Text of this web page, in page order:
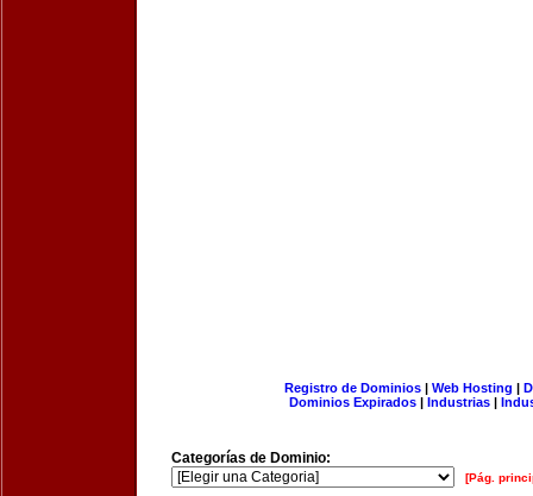
Registro de Dominios| Web Hosting |
Dominios Expirados | Industrias |
Categorías de Dominio:
[Pág.